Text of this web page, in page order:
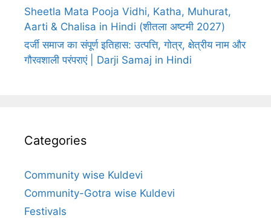
Sheetla Mata Pooja Vidhi, Katha, Muhurat,
Aarti & Chalisa in Hindi (शीतला अष्टमी 2027)
दर्जी समाज का संपूर्ण इतिहास: उत्पत्ति, गोत्र, क्षेत्रीय नाम और
गौरवशाली परंपराएं | Darji Samaj in Hindi
Categories
Community wise Kuldevi
Community-Gotra wise Kuldevi
Festivals